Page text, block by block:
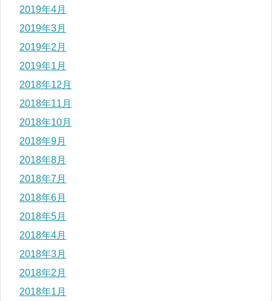
2019年4月
2019年3月
2019年2月
2019年1月
2018年12月
2018年11月
2018年10月
2018年9月
2018年8月
2018年7月
2018年6月
2018年5月
2018年4月
2018年3月
2018年2月
2018年1月